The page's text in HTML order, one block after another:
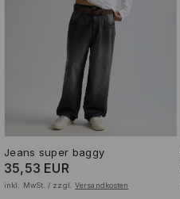
Jeans super baggy
35,53 EUR
inkl. MwSt. / zzgl. Versandkosten